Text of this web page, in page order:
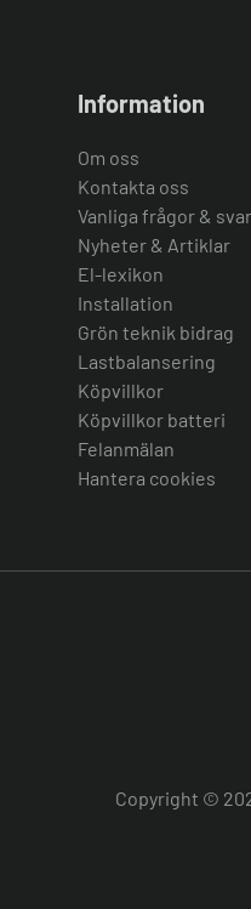
Information
Om oss
Kontakta oss
Vanliga frågor & svar
Nyheter & Artiklar
El-lexikon
Installation
Grön teknik bidrag
Lastbalansering
Köpvillkor
Köpvillkor batteri
Felanmälan
Hantera cookies
Copyright ©